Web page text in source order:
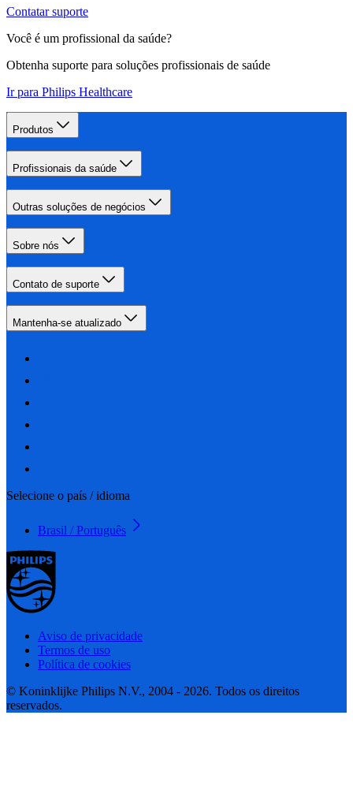
Contatar suporte
Você é um profissional da saúde?
Obtenha suporte para soluções profissionais de saúde
Ir para Philips Healthcare
Produtos
Profissionais da saúde
Outras soluções de negócios
Sobre nós
Contato de suporte
Mantenha-se atualizado
Selecione o país / idioma
Brasil / Português
Aviso de privacidade
Termos de uso
Política de cookies
© Koninklijke Philips N.V., 2004 - 2026. Todos os direitos
reservados.